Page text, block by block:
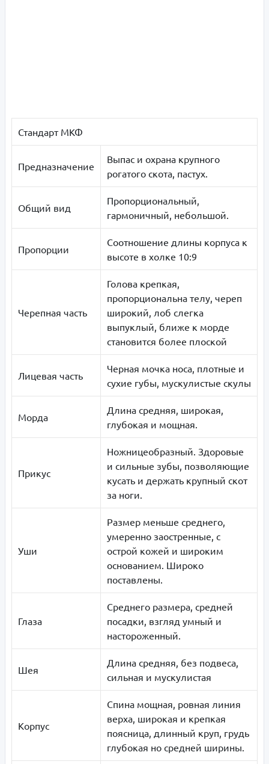
Стандарт МКФ
Предназначение
Выпас и охрана крупного
рогатого скота, пастух.
Общий вид
Пропорциональный,
гармоничный, небольшой.
Пропорции
Соотношение длины корпуса к
высоте в холке 10:9
Черепная часть
Голова крепкая,
пропорциональна телу, череп
широкий, лоб слегка
выпуклый, ближе к морде
становится более плоской
Лицевая часть
Черная мочка носа, плотные и
сухие губы, мускулистые скулы
Морда
Длина средняя, широкая,
глубокая и мощная.
Прикус
Ножницеобразный. Здоровые
и сильные зубы, позволяющие
кусать и держать крупный скот
за ноги.
Уши
Размер меньше среднего,
умеренно заостренные, с
острой кожей и широким
основанием. Широко
поставлены.
Глаза
Среднего размера, средней
посадки, взгляд умный и
настороженный.
Шея
Длина средняя, без подвеса,
сильная и мускулистая
Корпус
Спина мощная, ровная линия
верха, широкая и крепкая
поясница, длинный круп, грудь
глубокая но средней ширины.